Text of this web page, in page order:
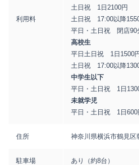
利用料
土日祝 1日2100円
土日祝 17:00以降
平日・土日祝 閉店90
高校生
平日土日祝 1日1500
土日祝 17:00以降
中学生以下
平日・土日祝 1日
未就学児
平日・土日祝 1日600
住所 神奈川県横浜市鶴見区
駐車場 あり（約8台）